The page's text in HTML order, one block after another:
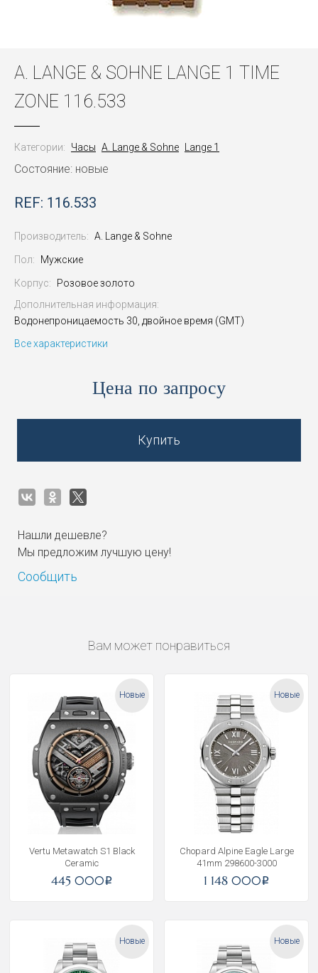
A. LANGE & SOHNE LANGE 1 TIME
ZONE 116.533
Категории: Часы A. Lange & Sohne Lange 1
Состояние: новые
REF: 116.533
Производитель: A. Lange & Sohne
Пол: Мужские
Корпус:
Розовое золото
Дополнительная информация:
Водонепроницаемость 30, двойное время (GMT)
Все характеристики
Цена по запросу
Купить
Нашли дешевле?
Мы предложим лучшую цену!
Сообщить
Вам может понравиться
Новые
Vertu Metawatch S1 Black
Ceramic
445 000i
Новые
Chopard Alpine Eagle Large
41mm 298600-3000
1 148 000i
Новые Новые